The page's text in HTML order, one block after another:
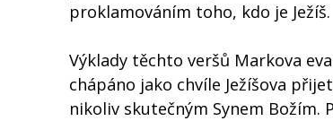
proklamováním toho, kdo je Ježíš.
Výklady těchto veršů Markova
chápáno jako chvíle Ježíšova
nikoliv skutečným Synem